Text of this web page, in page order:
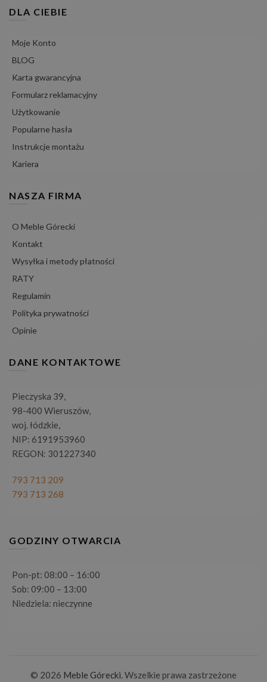
DLA CIEBIE
Moje Konto
BLOG
Karta gwarancyjna
Formularz reklamacyjny
Użytkowanie
Popularne hasła
Instrukcje montażu
Kariera
NASZA FIRMA
O Meble Górecki
Kontakt
Wysyłka i metody płatności
RATY
Regulamin
Polityka prywatności
Opinie
DANE KONTAKTOWE
Pieczyska 39,
98-400 Wieruszów,
woj. łódzkie,
NIP: 6191953960
REGON: 301227340
793 713 209
793 713 268
GODZINY OTWARCIA
Pon-pt: 08:00 – 16:00
Sob: 09:00 – 13:00
Niedziela: nieczynne
© 2026 Meble Górecki. Wszelkie prawa zastrzeżone